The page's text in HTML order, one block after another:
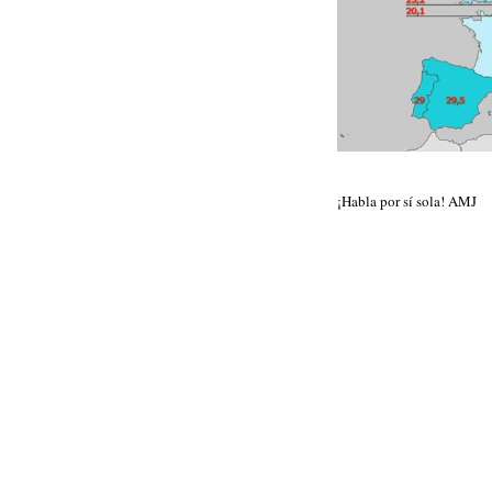
¡Habla por sí sola! AMJ